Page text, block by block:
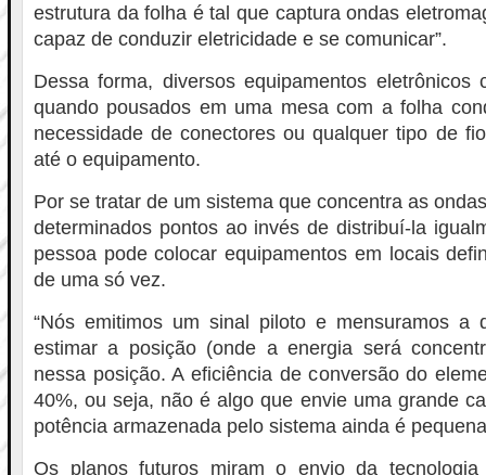
estrutura da folha é tal que captura ondas
capaz de conduzir eletricidade e se comunicar”.
Dessa forma, diversos equipamentos eletrônicos
quando pousados em uma mesa com a folha
necessidade de conectores ou qualquer tipo de
até o equipamento.
Por se tratar de um sistema que concentra as
determinados pontos ao invés de distribuí-la
pessoa pode colocar equipamentos em locais
de uma só vez.
“Nós emitimos um sinal piloto e mensuramos a
estimar a posição (onde a energia será
nessa posição. A eficiência de conversão do
40%, ou seja, não é algo que envie uma grande
potência armazenada pelo sistema ainda é
Os planos futuros miram o envio da